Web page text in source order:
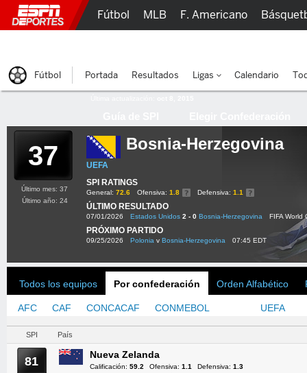
37 Bosnia-Herzegovina
UEFA
SPI RATINGS
General: 72.6 Ofensiva: 1.8 Defensiva: 1.1
ÚLTIMO RESULTADO
07/01/2026 Estados Unidos 2 - 0 Bosnia-Herzegovina FIFA World
PRÓXIMO PARTIDO
09/25/2026 Polonia v Bosnia-Herzegovina 07:45 EDT
Último mes: 37
Último año: 24
Todos los equipos Por confederación Orden Alfabético
AFC CAF CONCACAF CONMEBOL UEFA
SPI País
81 Nueva Zelanda
Calificación: 59.2 Ofensiva: 1.1 Defensiva: 1.3
Fútbol MLB F. Americano
Fútbol Portada Resultados Ligas Calendario